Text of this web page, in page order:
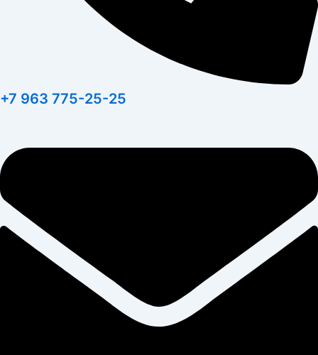
+7 963 775-25-25